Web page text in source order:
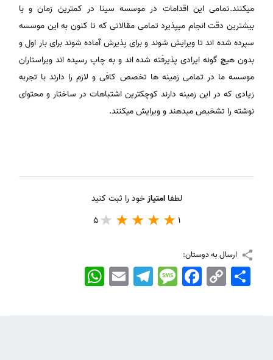
میکنند.تمامی این اقدامات در موسسه سینا در کمترین زمان و با
بیشترین دقت انجام میپذیرد تمامی مقالاتی که تا کنون به این موسسه
سپرده شده اند تا ویرایش شوند و برای پذیرش آماده شوند برای بار اول و
بدون هیچ گونه ایرادی پذیرفته شده اند و به چاپ رسیده اند ویراستاران
موسسه ما در تمامی زمینه ها تخصص کافی و لازم را دارند با تجربه
زیادی که در این زمینه دارند کوچکترین اشتباهات در ساختار و محتوای
نوشته را تشخیص میدهند و ویرایش میکنند.
لطفاامتیازخود را ثبت کنید
1
5
ارسال به دوستان:
WhatsApp EmailTelegramMessageFacebook Copy
Link
اشتراک